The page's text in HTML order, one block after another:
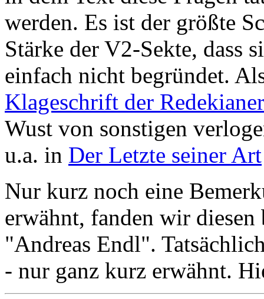
werden. Es ist der größte
Stärke der V2-Sekte, dass
einfach nicht begründet.
Klageschrift der Redekianer
Wust von sonstigen
u.a. in Der Letzte seiner Art
Nur kurz noch eine
erwähnt, fanden wir
"Andreas Endl".
- nur ganz kurz erwähnt.